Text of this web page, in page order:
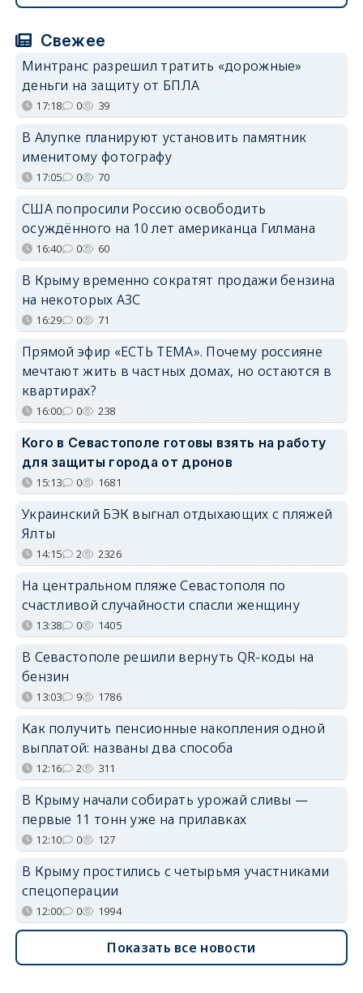
Свежее
Минтранс разрешил тратить «дорожные»
деньги на защиту от БПЛА
17:18 0 39
В Алупке планируют установить памятник
именитому фотографу
17:05 0 70
США попросили Россию освободить
осуждённого на 10 лет американца Гилмана
16:40 0 60
В Крыму временно сократят продажи бензина
на некоторых АЗС
16:29 0 71
Прямой эфир «ЕСТЬ ТЕМА». Почему россияне
мечтают жить в частных домах, но остаются в
квартирах?
16:00 0 238
Кого в Севастополе готовы взять на работу
для защиты города от дронов
15:13 0 1681
Украинский БЭК выгнал отдыхающих с пляжей
Ялты
14:15 2 2326
На центральном пляже Севастополя по
счастливой случайности спасли женщину
13:38 0 1405
В Севастополе решили вернуть QR-коды на
бензин
13:03 9 1786
Как получить пенсионные накопления одной
выплатой: названы два способа
12:16 2 311
В Крыму начали собирать урожай сливы —
первые 11 тонн уже на прилавках
12:10 0 127
В Крыму простились с четырьмя участниками
спецоперации
12:00 0 1994
Показать все новости